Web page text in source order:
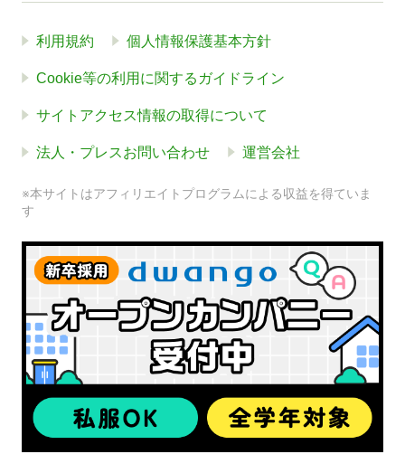
利用規約 個人情報保護基本方針
Cookie等の利用に関するガイドライン
サイトアクセス情報の取得について
法人・プレスお問い合わせ 運営会社
※本サイトはアフィリエイトプログラムによる収益を得ていま
す